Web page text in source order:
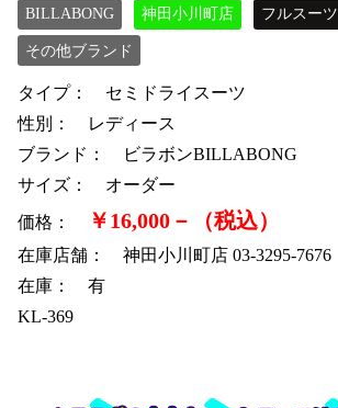
BILLABONG 神田小川町店 フルスーツ
その他ブランド
タイプ： セミドライスーツ
性別： レディース
ブランド： ビラボンBILLABONG
サイズ： オーダー
価格：
￥16,000－（税込）
在庫店舗： 神田小川町店 03-3295-7676
在庫： 有
KL-369